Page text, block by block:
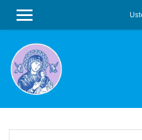
PANEL LATERAL